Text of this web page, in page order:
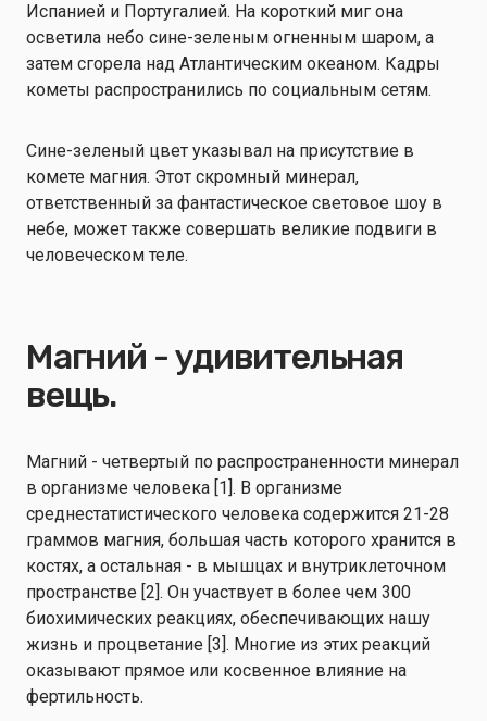
Испанией и Португалией. На короткий миг она
осветила небо сине-зеленым огненным шаром, а
затем сгорела над Атлантическим океаном. Кадры
кометы распространились по социальным сетям.
Сине-зеленый цвет указывал на присутствие в
комете магния. Этот скромный минерал,
ответственный за фантастическое световое шоу в
небе, может также совершать великие подвиги в
человеческом теле.
Магний - удивительная
вещь.
Магний - четвертый по распространенности минерал
в организме человека [1]. В организме
среднестатистического человека содержится 21-28
граммов магния, большая часть которого хранится в
костях, а остальная - в мышцах и внутриклеточном
пространстве [2]. Он участвует в более чем 300
биохимических реакциях, обеспечивающих нашу
жизнь и процветание [3]. Многие из этих реакций
оказывают прямое или косвенное влияние на
фертильность.